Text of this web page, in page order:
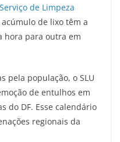
Serviço de Limpeza
de lixo têm a
hora para outra em
pela população, o SLU
de entulhos em
do DF. Esse calendário
regionais da